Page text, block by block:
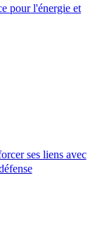
pour l'énergie et
ses liens avec